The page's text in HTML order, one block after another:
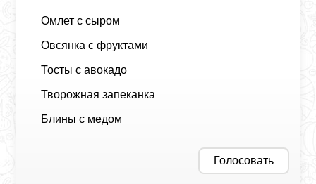
Омлет с сыром
Овсянка с фруктами
Тосты с авокадо
Творожная запеканка
Блины с медом
Голосовать